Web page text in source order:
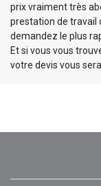
prix vraiment très
prestation de travail
demandez le plus
Et si vous vous
votre devis vous